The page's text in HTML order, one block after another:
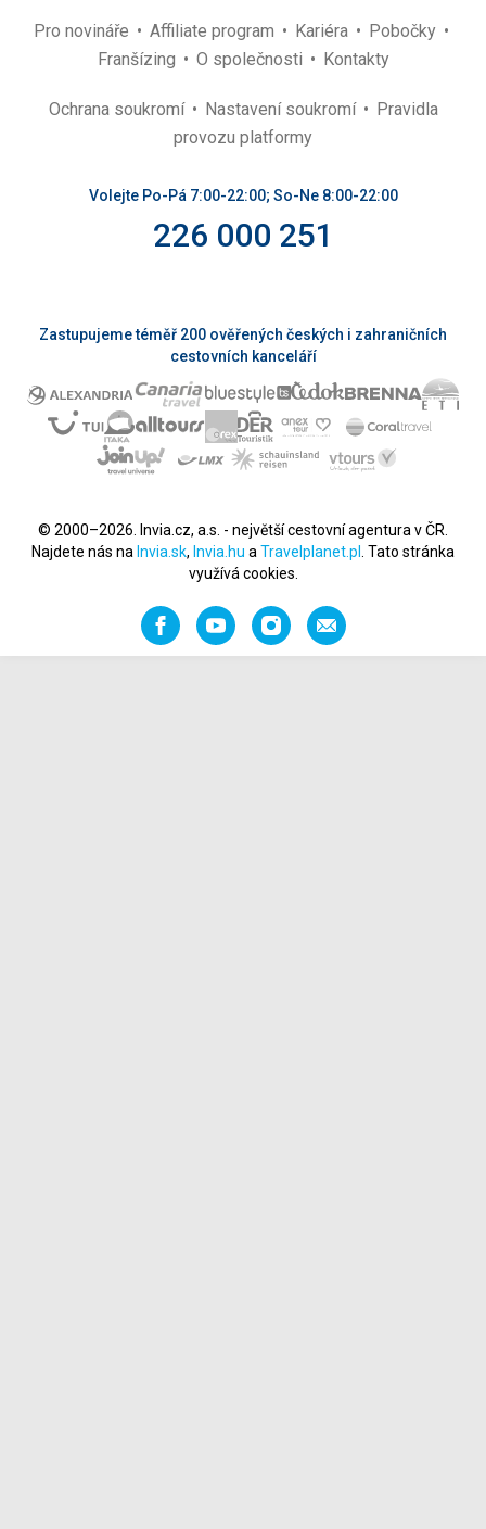
Pro novináře Affiliate program Kariéra
Pobočky
Franšízing
O společnosti Kontakty
Ochrana soukromí Nastavení soukromí
Pravidla
provozu platformy
Volejte Po-Pá 7:00-22:00; So-Ne 8:00-22:00
226 000 251
Zastupujeme téměř 200 ověřených českých i zahraničních
cestovních kanceláří
© 2000–2026. Invia.cz, a.s. - největší cestovní agentura v ČR.
Najdete nás na Invia.sk, Invia.hu a Travelplanet.pl
. Tato stránka
využívá cookies.
FacebookYouTubeInstagramNapište
nám